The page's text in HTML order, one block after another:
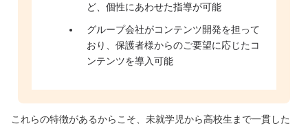
ど、個性にあわせた指導が可能
グループ会社がコンテンツ開発を担って
おり、保護者様からのご要望に応じたコ
ンテンツを導入可能
これらの特徴があるからこそ、未就学児から高校生まで一貫した